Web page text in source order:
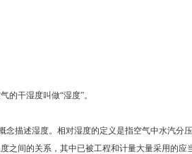
的干湿度叫做“湿度”。
描述湿度。相对湿度的定义是指空气中水汽
间的关系，其中已被工程和计量大量采用的应